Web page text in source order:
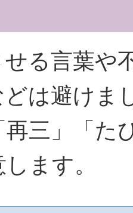
る言葉や
は避けま
再三」「た
ます。